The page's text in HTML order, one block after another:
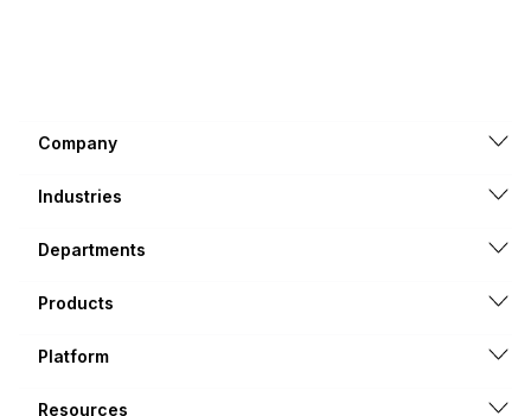
Company
Industries
Departments
Products
Platform
Resources